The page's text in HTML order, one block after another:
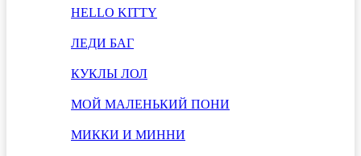
HELLO KITTY
ЛЕДИ БАГ
КУКЛЫ ЛОЛ
МОЙ МАЛЕНЬКИЙ ПОНИ
МИККИ И МИННИ